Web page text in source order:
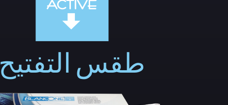
طقس التفتيح